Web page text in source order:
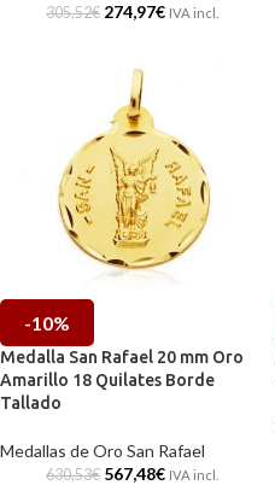
305,52€ 274,97€ IVA incl.
-10%
Medalla San Rafael 20 mm Oro
Amarillo 18 Quilates Borde
Tallado
Medallas de Oro San Rafael
630,53€ 567,48€ IVA incl.